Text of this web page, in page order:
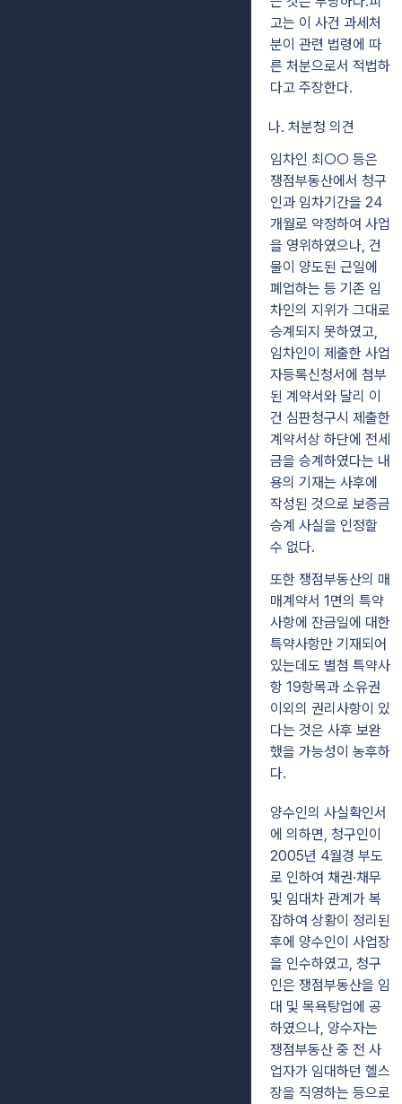
고는 이 사건 과세처
분이 관련 법령에 따
른 처분으로서 적법하
다고 주장한다.
나. 처분청 의견
임차인 최○○ 등은
쟁점부동산에서 청구
인과 임차기간을 24
개월로 약정하여 사업
을 영위하였으나, 건
물이 양도된 근일에
폐업하는 등 기존 임
차인의 지위가 그대로
승계되지 못하였고,
임차인이 제출한 사업
자등록신청서에 첨부
된 계약서와 달리 이
건 심판청구시 제출한
계약서상 하단에 전세
금을 승계하였다는 내
용의 기재는 사후에
작성된 것으로 보증금
승계 사실을 인정할
수 없다.
또한 쟁점부동산의 매
매계약서 1면의 특약
사항에 잔금일에 대한
특약사항만 기재되어
있는데도 별첨 특약사
항 19항목과 소유권
이외의 권리사항이 있
다는 것은 사후 보완
했을 가능성이 농후하
다.
양수인의 사실확인서
에 의하면, 청구인이
2005년 4월경 부도
로 인하여 채권·채무
및 임대차 관계가 복
잡하여 상황이 정리된
후에 양수인이 사업장
을 인수하였고, 청구
인은 쟁점부동산을 임
대 및 목욕탕업에 공
하였으나, 양수자는
쟁점부동산 중 전 사
업자가 임대하던 헬스
장을 직영하는 등으로